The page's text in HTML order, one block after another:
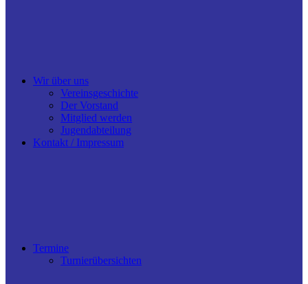
Wir über uns
Vereinsgeschichte
Der Vorstand
Mitglied werden
Jugendabteilung
Kontakt / Impressum
Termine
Turnierübersichten